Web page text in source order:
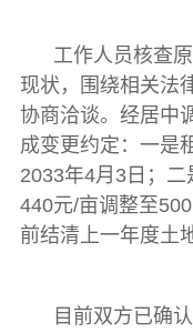
工作人员核查
现状，围绕相关法
协商洽谈。经居中
成变更约定：一是
2033年4月3日；
440元/亩调整至
前结清上一年度土
目前双方已确